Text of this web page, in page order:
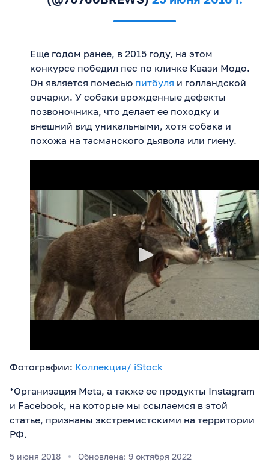
Еще годом ранее, в 2015 году, на этом
конкурсе победил пес по кличке Квази Модо.
Он является помесью питбуля и голландской
овчарки. У собаки врожденные дефекты
позвоночника, что делает ее походку и
внешний вид уникальными, хотя собака и
похожа на тасманского дьявола или гиену.
Фотографии: Коллекция/ iStock
*Организация Meta, а также ее продукты Instagram
и Facebook, на которые мы ссылаемся в этой
статье, признаны экстремистскими на территории
РФ.
5 июня 2018 Обновлена: 9 октября 2022